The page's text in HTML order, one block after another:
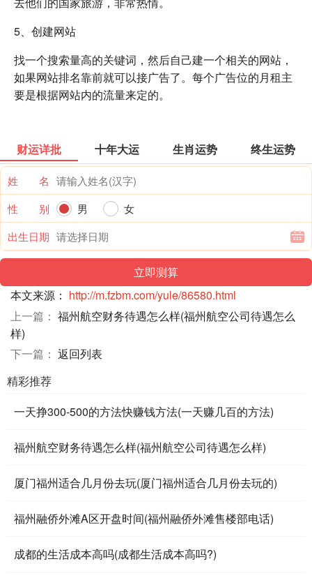
5、创建网站
找一个搜索量高的关键词，然后自己建一个相关的网站，
如果网站排名靠前就可以接广告了。每个广告位的月租主
要是根据网站内的流量来定的。
财运详批 十年大运 生肖运势 终生运势
姓 名
性 别
男
女
出生日期
本文来源： http://m.fzbm.com/yule/86580.html
上一篇： 福州航空财务待遇怎么样(福州航空公司待遇怎么
样)
下一篇： 返回列表
精彩推荐
一天挣300-500的方法快赚钱方法(一天赚几百的方法)
福州航空财务待遇怎么样(福州航空公司待遇怎么样)
厦门福州适合几月份去玩(厦门福州适合几月份去玩的)
福州融侨外滩A区开盘时间(福州融侨外滩售楼部电话)
成都的生活成本高吗(成都生活成本高吗?)